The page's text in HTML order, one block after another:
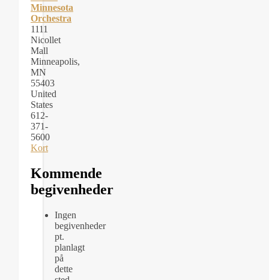
Minnesota
Orchestra
1111
Nicollet
Mall
Minneapolis,
MN
55403
United
States
612-
371-
5600
Kort
Minnesota
Orchestra
Kommende
begivenheder
Ingen
begivenheder
pt.
planlagt
på
dette